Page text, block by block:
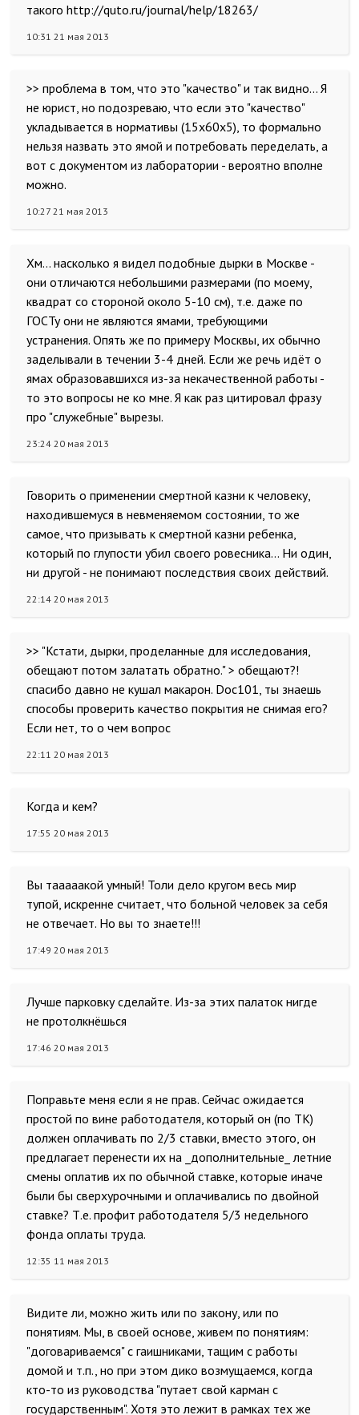
такого http://quto.ru/journal/help/18263/
10:31 21 мая 2013
>> проблема в том, что это "качество" и так видно... Я
не юрист, но подозреваю, что если это "качество"
укладывается в нормативы (15х60х5), то формально
нельзя назвать это ямой и потребовать переделать, а
вот с документом из лаборатории - вероятно вполне
можно.
10:27 21 мая 2013
Хм… насколько я видел подобные дырки в Москве -
они отличаются небольшими размерами (по моему,
квадрат со стороной около 5-10 см), т.е. даже по
ГОСТу они не являются ямами, требующими
устранения. Опять же по примеру Москвы, их обычно
заделывали в течении 3-4 дней. Если же речь идёт о
ямах образовавшихся из-за некачественной работы -
то это вопросы не ко мне. Я как раз цитировал фразу
про "служебные" вырезы.
23:24 20 мая 2013
Говорить о применении смертной казни к человеку,
находившемуся в невменяемом состоянии, то же
самое, что призывать к смертной казни ребенка,
который по глупости убил своего ровесника… Ни один,
ни другой - не понимают последствия своих действий.
22:14 20 мая 2013
>> "Кстати, дырки, проделанные для исследования,
обещают потом залатать обратно." > обещают?!
спасибо давно не кушал макарон. Doc101, ты знаешь
способы проверить качество покрытия не снимая его?
Если нет, то о чем вопрос
22:11 20 мая 2013
Когда и кем?
17:55 20 мая 2013
Вы тааааакой умный! Толи дело кругом весь мир
тупой, искренне считает, что больной человек за себя
не отвечает. Но вы то знаете!!!
17:49 20 мая 2013
Лучше парковку сделайте. Из-за этих палаток нигде
не протолкнёшься
17:46 20 мая 2013
Поправьте меня если я не прав. Сейчас ожидается
простой по вине работодателя, который он (по ТК)
должен оплачивать по 2/3 ставки, вместо этого, он
предлагает перенести их на _дополнительные_ летние
смены оплатив их по обычной ставке, которые иначе
были бы сверхурочными и оплачивались по двойной
ставке? Т.е. профит работодателя 5/3 недельного
фонда оплаты труда.
12:35 11 мая 2013
Видите ли, можно жить или по закону, или по
понятиям. Мы, в своей основе, живем по понятиям:
"договариваемся" с гаишниками, тащим с работы
домой и т.п., но при этом дико возмущаемся, когда
кто-то из руководства "путает свой карман с
государственным". Хотя это лежит в рамках тех же